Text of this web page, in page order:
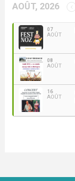
AOÛT, 2026
07
AOÛT
08
AOÛT
16
AOÛT